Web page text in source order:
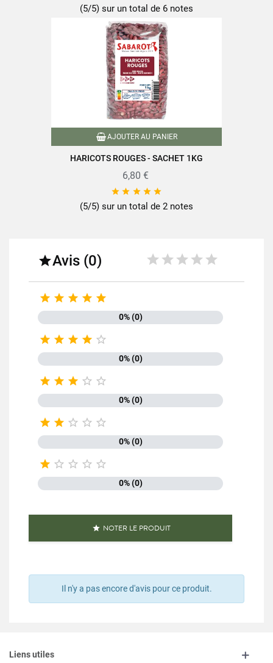
(5/5) sur un total de 6 notes
AJOUTER AU PANIER
HARICOTS ROUGES - SACHET 1KG
6,80 €
    
(5/5) sur un total de 2 notes
Avis (0)
    
0% (0)
    
0% (0)
    
0% (0)
    
0% (0)
    
0% (0)
 NOTER LE PRODUIT
Il n'y a pas encore d'avis pour ce produit.
Liens utiles